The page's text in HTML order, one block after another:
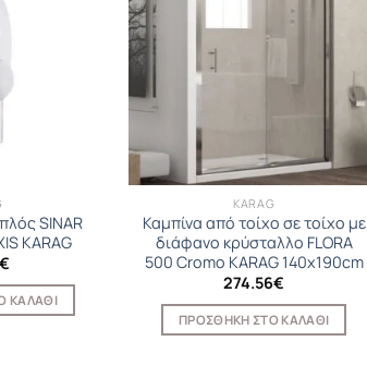
SINAR
KARAG
€
ΚΑΛΆΘΙ
KARAG
Καμπίνα από τοίχο σε τοίχο με
διάφανο κρύσταλλο FLORA
500 Cromo KARAG 140x190cm
274.56€
ΠΡΟΣΘΉΚΗ ΣΤΟ ΚΑΛΆΘΙ